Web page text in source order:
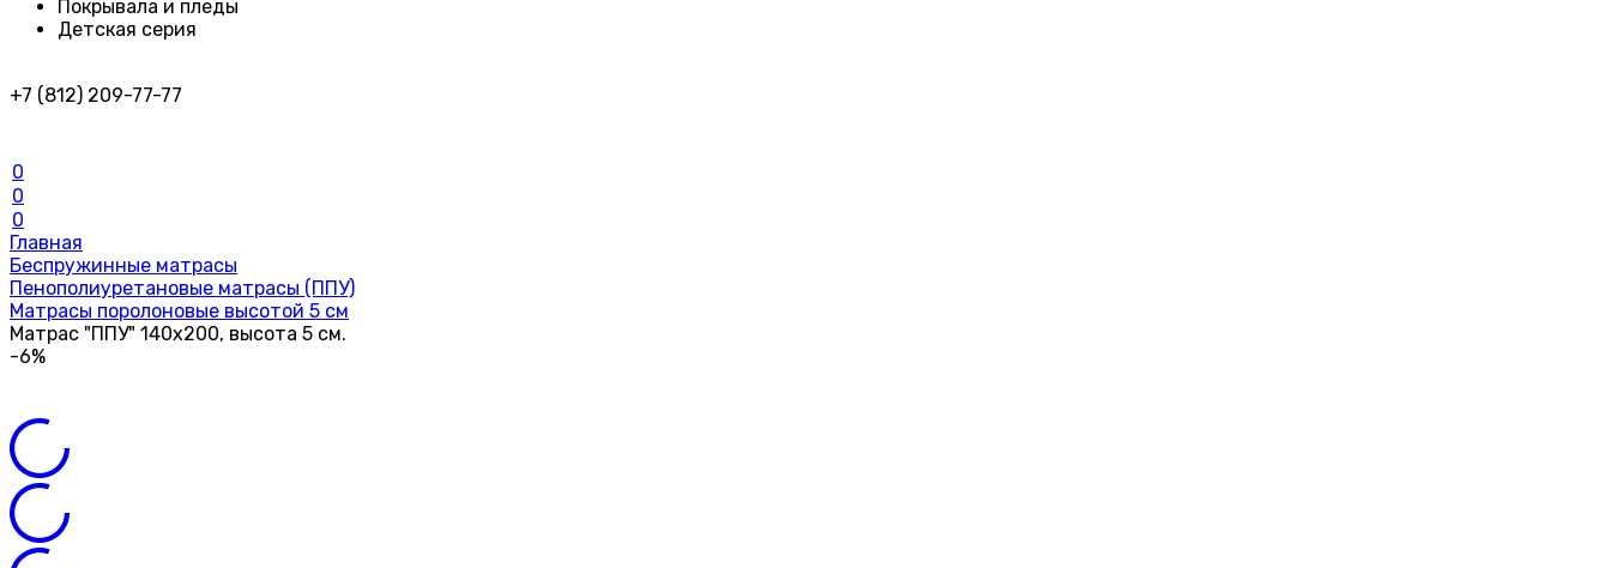
Покрывала и пледы
Детская серия
+7 (812) 209-77-77
0
0
0
Главная
Беспружинные матрасы
Пенополиуретановые матрасы (ППУ)
Матрасы поролоновые высотой 5 см
Матрас "ППУ" 140х200, высота 5 см.
-6%